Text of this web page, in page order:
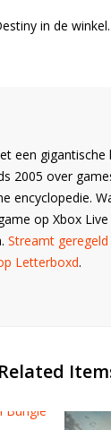
in de
een
2005 over
encyclopedie.
op Xbox
Streamt
Letterboxd.
Related